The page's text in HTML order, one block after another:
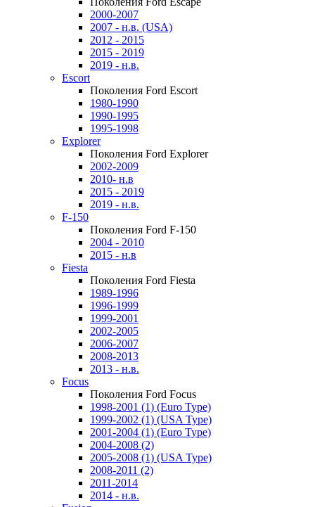
2000-2007
2007 - н.в. (USA)
2012 - 2015
2015 - 2019
2019 - н.в.
Escort
Поколения Ford Escort
1980-1990
1990-1995
1995-1998
Explorer
Поколения Ford Explorer
2002-2009
2010- н.в
2015 - 2019
2019 - н.в.
F-150
Поколения Ford F-150
2004 - 2010
2015 - н.в
Fiesta
Поколения Ford Fiesta
1989-1996
1996-1999
1999-2001
2002-2005
2006-2007
2008-2013
2013 - н.в.
Focus
Поколения Ford Focus
1998-2001 (1) (Euro Type)
1999-2002 (1) (USA Type)
2001-2004 (1) (Euro Type)
2004-2008 (2)
2005-2008 (1) (USA Type)
2008-2011 (2)
2011-2014
2014 - н.в.